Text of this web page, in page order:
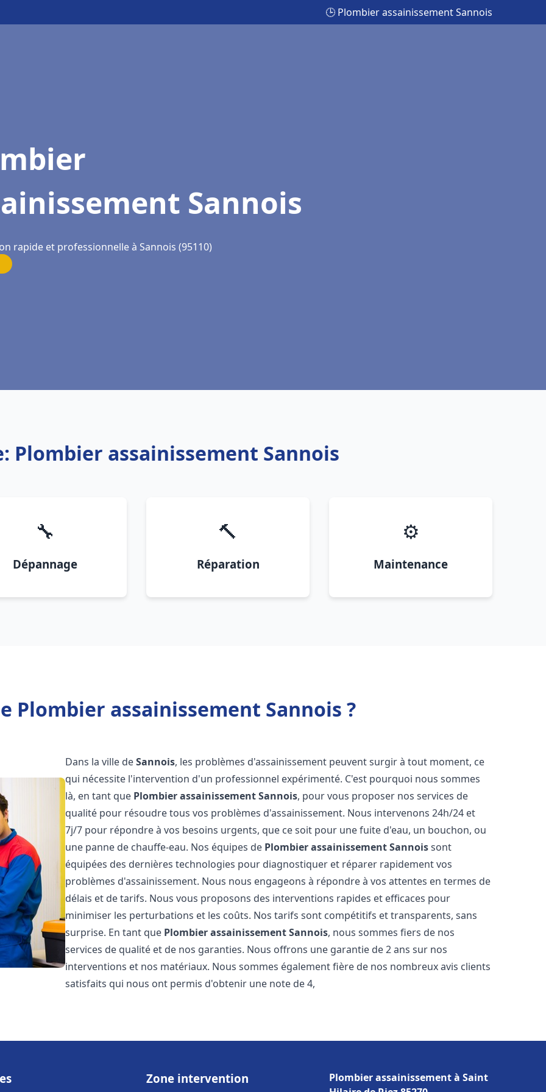
🕒 Plombier assainissement Sannois
Sannois
rapide et professionnelle à Sannois (95110)
Plombier assainissement Sannois
🔧
Dépannage
🔨
Réparation
⚙️
Maintenance
Plombier assainissement Sannois ?
Dans la ville deSannois, les problèmes d'assainissement peuvent surgir à tout moment, ce
qui nécessite l'intervention d'un professionnel expérimenté. C'est pourquoi nous sommes
là, en tant que Plombier assainissementSannois, pour vous proposer nos services de
qualité pour résoudre tous vos problèmes d'assainissement. Nous intervenons 24h/24 et
7j/7 pour répondre à vos besoins urgents, que ce soit pour une fuite d'eau, un bouchon, ou
une panne de chauffe-eau. Nos équipes de Plombier assainissementSannoissont
équipées des dernières technologies pour diagnostiquer et réparer rapidement vos
problèmes d'assainissement. Nous nous engageons à répondre à vos attentes en termes de
délais et de tarifs. Nous vous proposons des interventions rapides et efficaces pour
minimiser les perturbations et les coûts. Nos tarifs sont compétitifs et transparents, sans
surprise. En tant que Plombier assainissementSannois, nous sommes fiers de nos
services de qualité et de nos garanties. Nous offrons une garantie de 2 ans sur nos
interventions et nos matériaux. Nous sommes également fière de nos nombreux avis clients
satisfaits qui nous ont permis d'obtenir une note de 4,
Zone intervention
Plombier assainissement à Saint